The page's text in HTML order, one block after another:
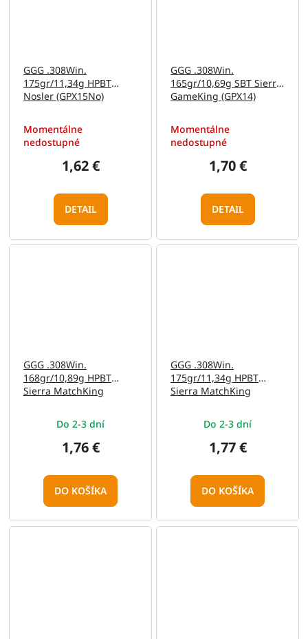
GGG .308Win.
175gr/11,34g HPBT
Nosler (GPX15No)
Momentálne
nedostupné
1,62 €
DETAIL
GGG .308Win.
165gr/10,69g SBT Sierra
GameKing (GPX14)
Momentálne
nedostupné
1,70 €
DETAIL
GGG .308Win.
168gr/10,89g HPBT
Sierra MatchKing
Do 2-3 dní
1,76 €
DO KOŠÍKA
GGG .308Win.
175gr/11,34g HPBT
Sierra MatchKing
Do 2-3 dní
1,77 €
DO KOŠÍKA